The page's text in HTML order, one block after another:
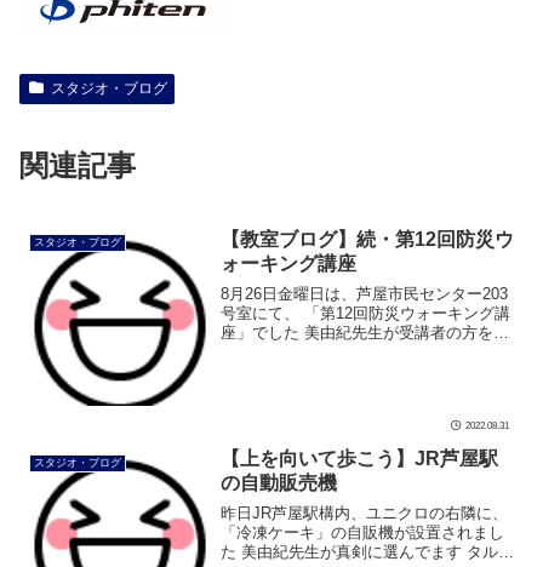
スタジオ・ブログ
関連記事
スタジオ・ブログ
【教室ブログ】続・第12回防災ウ
ォーキング講座
8月26日金曜日は、芦屋市民センター203
号室にて、 「第12回防災ウォーキング講
座」でした 美由紀先生が受講者の方をサ
2022.08.31
スタジオ・ブログ
【上を向いて歩こう】JR芦屋駅
の自動販売機
昨日JR芦屋駅構内、ユニクロの右隣に、
「冷凍ケーキ」の自販機が設置されまし
た 美由紀先生が真剣に選んでます タルト